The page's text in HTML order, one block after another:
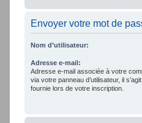
Envoyer votre mot de
Nom d’utilisateur:
Adresse e-mail:
Adresse e-mail associée à votre
via votre panneau d’utilisateur, il
fournie lors de votre inscription.